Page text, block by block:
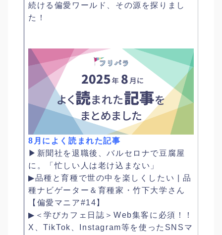
続ける偏愛ワールド、その源を探りまし
た！
8月によく読まれた記事
▶︎新聞社を退職後、バルセロナで豆腐屋
に。「忙しい人は老け込まない」
▶︎品種と育種で世の中を楽しくしたい | 品
種ナビゲーター＆育種家・竹下大学さん
【偏愛マニア#14】
▶︎＜学びカフェ日誌＞Web集客に必須！！
X、TikTok、Instagram等を使ったSNSマ